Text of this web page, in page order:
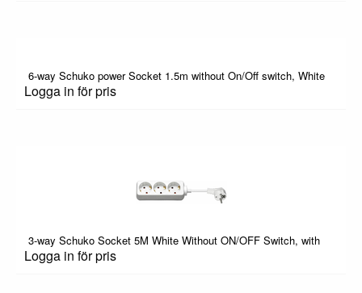
6-way Schuko power Socket 1.5m without On/Off switch, White
Logga in för pris
3-way Schuko Socket 5M White Without ON/OFF Switch, with
Logga in för pris